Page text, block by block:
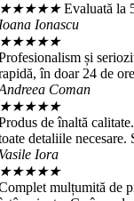
★★★★ Evaluată la
Ionascu
★★★★
și
în doar 24 de
Coman
★★★★
de înaltă
detaliile necesare.
Iora
★★★★
mulțumită de